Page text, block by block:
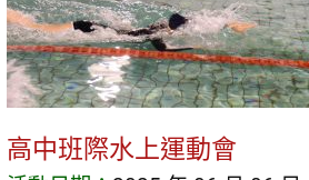
高中班際水上運動會